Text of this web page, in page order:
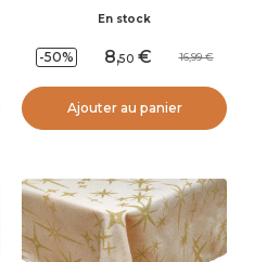
En stock
-50% 8,50 16,99
Ajouter au panier